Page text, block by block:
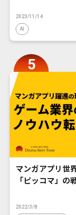
2023/11/14
AI
マンガアプリ世
「ピッコマ」の
2022/3/8